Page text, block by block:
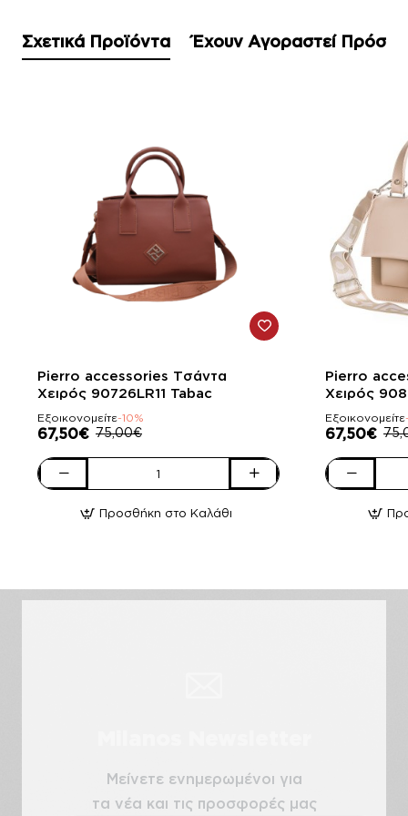
Σχετικά Προϊόντα Έχουν Αγοραστεί
-10%
Pierro accessories Τσάντα
Χειρός 90726LR11 Tabac
Εξοικονομείτε-10%
67,50€ 75,00€
Pierro
Τσάντα
Προσθήκη στο Καλάθι
-10%
Pierro
Χειρός
Εξοικονομείτε
67,50€
Pierro
Τσάντα
Μείνετε ενημερωμένοι για
τα νέα και τις προσφορές μας